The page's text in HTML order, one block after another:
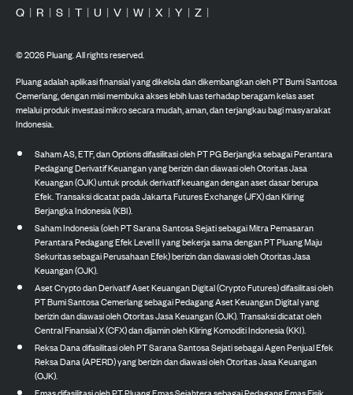
Q | R | S | T | U | V | W | X | Y | Z |
©2026Pluang. All rights reserved.
Pluang adalah aplikasi finansial yang dikelola dan dikembangkan oleh PT Bumi Santosa
Cemerlang, dengan misi membuka akses lebih luas terhadap beragam kelas aset
melalui produk investasi mikro secara mudah, aman, dan terjangkau bagi masyarakat
Indonesia.
Saham AS, ETF, dan Options difasilitasi oleh PT PG Berjangka sebagai Perantara
Pedagang Derivatif Keuangan yang berizin dan diawasi oleh Otoritas Jasa
Keuangan (OJK) untuk produk derivatif keuangan dengan aset dasar berupa
Efek. Transaksi dicatat pada Jakarta Futures Exchange (JFX) dan Kliring
Berjangka Indonesia (KBI).
Saham Indonesia (oleh PT Sarana Santosa Sejati sebagai Mitra Pemasaran
Perantara Pedagang Efek Level II yang bekerja sama dengan PT Pluang Maju
Sekuritas sebagai Perusahaan Efek) berizin dan diawasi oleh Otoritas Jasa
Keuangan (OJK).
Aset Crypto dan Derivatif Aset Keuangan Digital (Crypto Futures) difasilitasi oleh
PT Bumi Santosa Cemerlang sebagai Pedagang Aset Keuangan Digital yang
berizin dan diawasi oleh Otoritas Jasa Keuangan (OJK). Transaksi dicatat oleh
Central Finansial X (CFX) dan dijamin oleh Kliring Komoditi Indonesia (KKI).
Reksa Dana difasilitasi oleh PT Sarana Santosa Sejati sebagai Agen Penjual Efek
Reksa Dana (APERD) yang berizin dan diawasi oleh Otoritas Jasa Keuangan
(OJK).